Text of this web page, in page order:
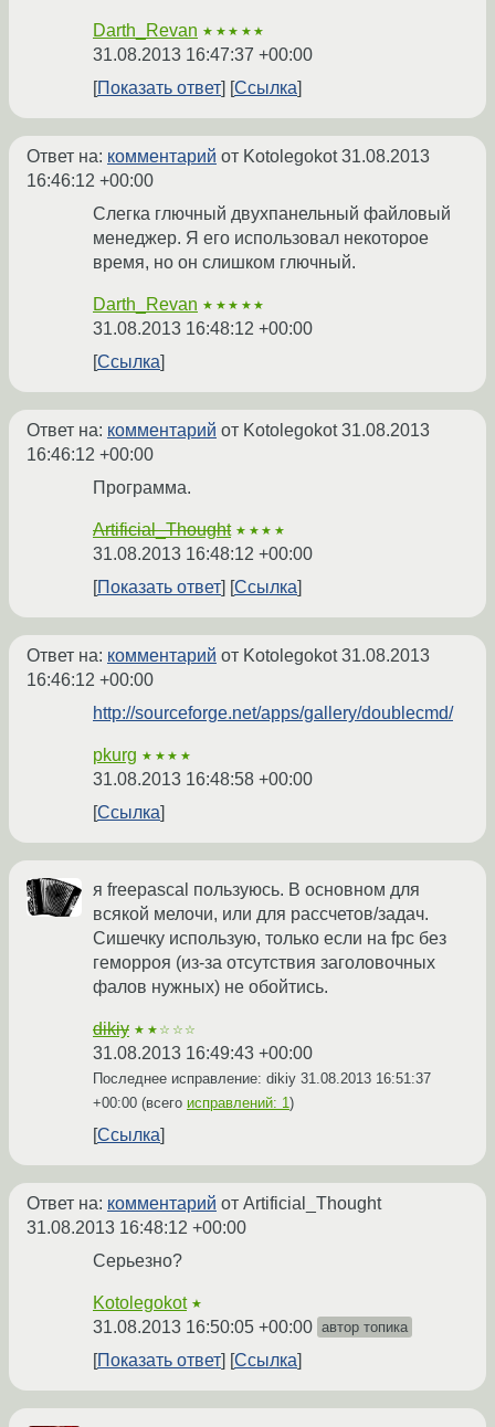
Darth_Revan ★★★★★
31.08.2013 16:47:37 +00:00
Показать ответ
Ссылка
Ответ на: комментарий от Kotolegokot31.08.2013
16:46:12 +00:00
Слегка глючный двухпанельный файловый
менеджер. Я его использовал некоторое
время, но он слишком глючный.
Darth_Revan ★★★★★
31.08.2013 16:48:12 +00:00
Ссылка
Ответ на: комментарий от Kotolegokot31.08.2013
16:46:12 +00:00
Программа.
Artificial_Thought ★★★★
31.08.2013 16:48:12 +00:00
Показать ответ
Ссылка
Ответ на: комментарий от Kotolegokot31.08.2013
16:46:12 +00:00
http://sourceforge.net/apps/gallery/doublecmd/
pkurg ★★★★
31.08.2013 16:48:58 +00:00
Ссылка
я freepascal пользуюсь. В основном для
всякой мелочи, или для рассчетов/задач.
Сишечку использую, только если на fpc без
геморроя (из-за отсутствия заголовочных
фалов нужных) не обойтись.
dikiy ★★☆☆☆
31.08.2013 16:49:43 +00:00
Последнее исправление: dikiy 31.08.2013 16:51:37
+00:00 (всего исправлений: 1)
Ссылка
Ответ на: комментарий от Artificial_Thought
31.08.2013 16:48:12 +00:00
Серьезно?
Kotolegokot ★
31.08.2013 16:50:05 +00:00 автор топика
Показать ответ Ссылка